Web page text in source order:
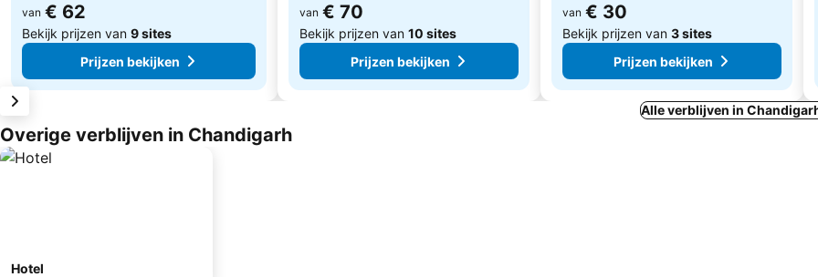
van € 62
Bekijk prijzen van 9 sites
Prijzen bekijken
van € 70
Bekijk prijzen van 10 sites
Prijzen bekijken
van € 30
Bekijk prijzen van 3 sites
Prijzen bekijken
Alle verblijven in
Overige verblijven in Chandigarh
Hotel